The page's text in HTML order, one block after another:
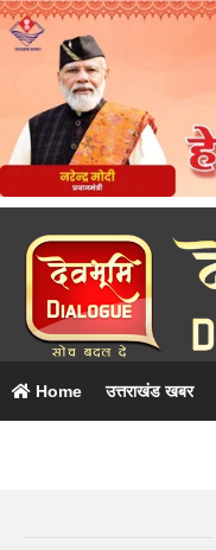
Home उत्तराखंड खबर